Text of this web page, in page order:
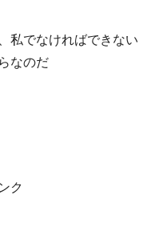
私でなければできない
なのだ
ク